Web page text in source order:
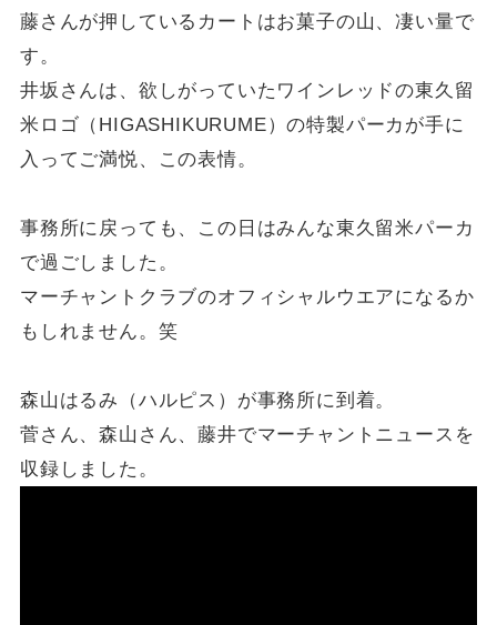
藤さんが押しているカートはお菓子の山、凄い量で
す。
井坂さんは、欲しがっていたワインレッドの東久留
米ロゴ（HIGASHIKURUME）の特製パーカが手に
入ってご満悦、この表情。
事務所に戻っても、この日はみんな東久留米パーカ
で過ごしました。
マーチャントクラブのオフィシャルウエアになるか
もしれません。笑
森山はるみ（ハルピス）が事務所に到着。
菅さん、森山さん、藤井でマーチャントニュースを
収録しました。